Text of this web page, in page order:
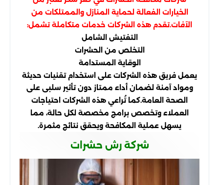
الخيارات الفعالة لحماية المنازل والممتلكات من
الآفات.تقدم هذه الشركات خدمات متكاملة تشمل:
التفتيش الشامل
التخلص من الحشرات
الوقاية المستدامة
يعمل فريق هذه الشركات على استخدام تقنيات حديثة
ومواد آمنة لضمان أداء ممتاز دون تأثير سلبى على
الصحة العامة.كما تُراعي هذه الشركات احتياجات
العملاء وتخصص برامج مخصصة لكل حالة، مما
يسهل عملية المكافحة ويحقق نتائج مثمرة.
شركة رش حشرات